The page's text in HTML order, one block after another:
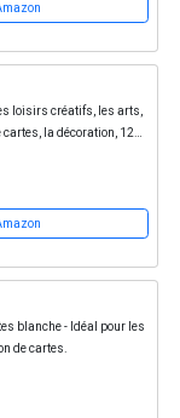
loisirs créatifs, les arts,
la décoration, 12
blanche - Idéal pour les
de cartes.